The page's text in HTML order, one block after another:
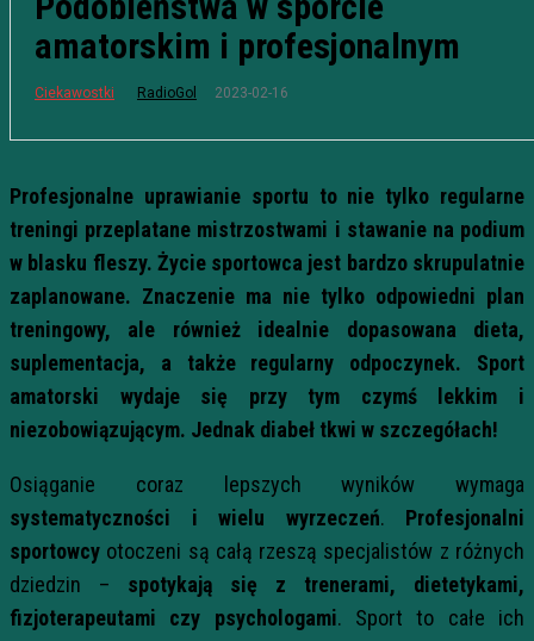
amatorskim i profesjonalnym
Ciekawostki RadioGol 2023-02-16
Profesjonalne uprawianie sportu to nie tylko regularne
treningi przeplatane mistrzostwami i stawanie na podium
w blasku fleszy. Życie sportowca jest bardzo skrupulatnie
zaplanowane. Znaczenie ma nie tylko odpowiedni plan
treningowy, ale również idealnie dopasowana dieta,
suplementacja, a także regularny odpoczynek. Sport
amatorski wydaje się przy tym czymś lekkim i
niezobowiązującym. Jednak diabeł tkwi w szczegółach!
Osiąganie coraz lepszych wyników wymaga
systematyczności i wielu wyrzeczeń. Profesjonalni
sportowcy otoczeni są całą rzeszą specjalistów z różnych
dziedzin – spotykają się z trenerami, dietetykami,
fizjoterapeutami czy psychologami. Sport to całe ich